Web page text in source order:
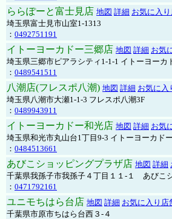
ららぽーと富士見店 地図 詳細 お気に入
埼玉県富士見市山室1-1313
： 0492751191
イトーヨーカドー三郷店 地図 詳細 お気
埼玉県三郷市ピアラシティ1-1-1 イトーヨーカ
： 0489541511
八潮店(フレスポ八潮) 地図 詳細 お気に入
埼玉県八潮市大瀬1-1-3 フレスポ八潮3F
： 0489943911
イトーヨーカドー和光店 地図 詳細 お気
埼玉県和光市丸山台1丁目9-3 イトーヨーカド
： 0484513661
あびこショッピングプラザ店 地図 詳細
千葉県我孫子市我孫子４丁目１１-１ あびこ
： 0471792161
ユニモちはら台店 地図 詳細 お気に入り店
千葉県市原市ちはら台西３-４